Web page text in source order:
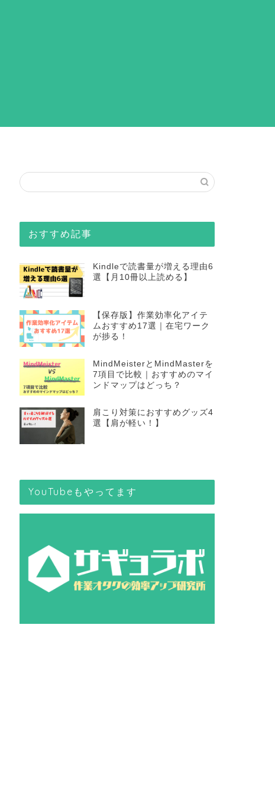
おすすめ記事
Kindleで読書量が増える理由6
選【月10冊以上読める】
【保存版】作業効率化アイテ
ムおすすめ17選｜在宅ワーク
が捗る！
MindMeisterとMindMasterを
7項目で比較｜おすすめのマイ
ンドマップはどっち？
肩こり対策におすすめグッズ4
選【肩が軽い！】
YouTubeもやってます